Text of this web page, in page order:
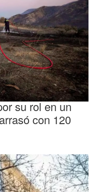
su rol en un
con 120